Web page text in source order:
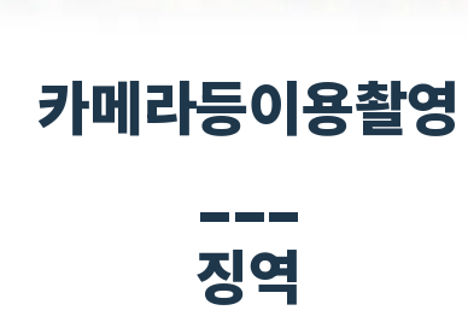
카메라등이용촬영
___
징역